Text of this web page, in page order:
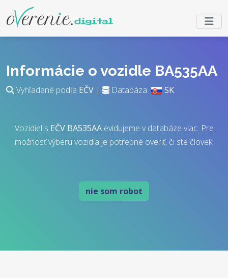
Informácie o vozidle BA535AA
Vyhľadané podľa EČV | Databáza: SK
Vozidiel s EČV BA535AAevidujeme v databáze viac. Pre
možnosť výberu vozidla je potrebné overiť, či ste človek.
nie som robot